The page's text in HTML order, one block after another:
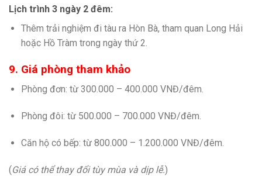
Lịch trình 3 ngày 2 đêm:
Thêm trải nghiệm đi tàu ra Hòn Bà, tham quan Long Hải
hoặc Hồ Tràm trong ngày thứ 2.
9. Giá phòng tham khảo
Phòng đơn: từ 300.000 – 400.000 VNĐ/đêm.
Phòng đôi: từ 500.000 – 700.000 VNĐ/đêm.
Căn hộ có bếp: từ 800.000 – 1.200.000 VNĐ/đêm.
(Giá có thể thay đổi tùy mùa và dịp lễ.)